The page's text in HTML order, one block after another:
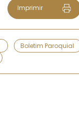
Imprimir
Boletim Paroquial